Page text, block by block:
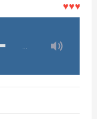
♥♥♥着メ